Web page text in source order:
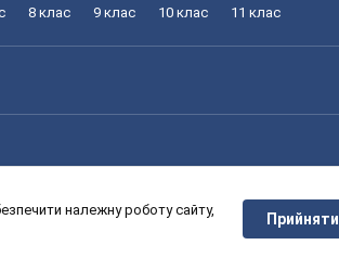
8 клас 9 клас 10 клас 11 клас
8 клас 9 клас 10 клас 11 клас
належну роботу сайту,
Прийняти